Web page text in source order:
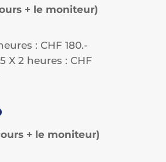
+ le moniteur)
: CHF 180.-
X 2 heures : CHF
+ le moniteur)